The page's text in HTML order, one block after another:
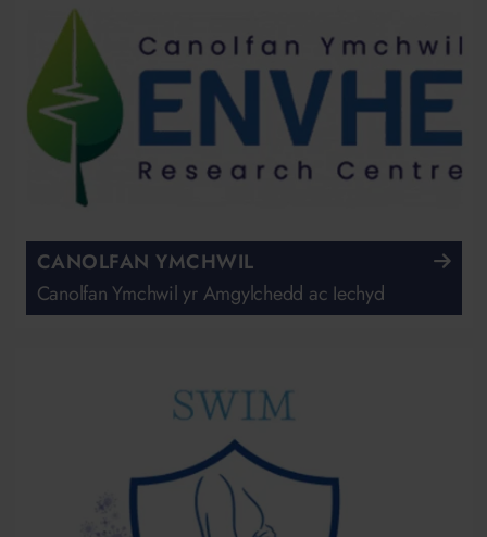
CANOLFAN YMCHWIL
Canolfan Ymchwil yr Amgylchedd ac Iechyd